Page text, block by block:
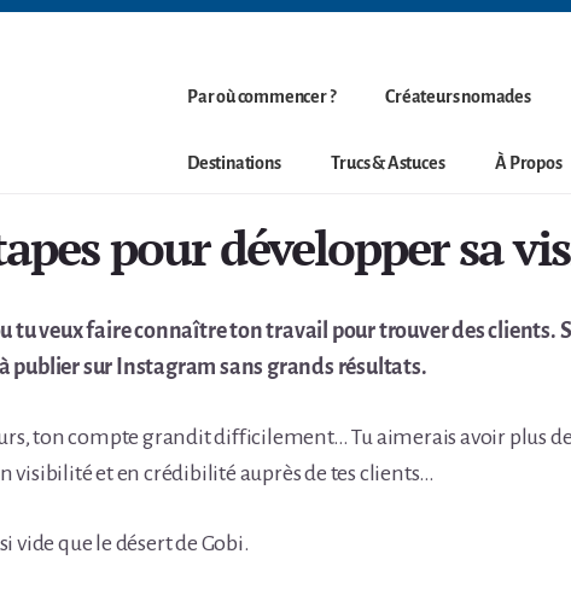
Par où commencer ? Créateurs nomades
Destinations Trucs & Astuces À Propos
pour développer sa
tu veux faire connaître ton travail pour trouver des clients.
publier sur Instagram sans grands résultats.
ton compte grandit difficilement… Tu aimerais avoir plus
visibilité et en crédibilité auprès de tes clients…
vide que le désert de Gobi.